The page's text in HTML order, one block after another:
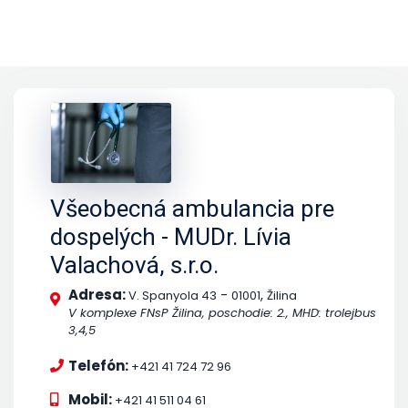
Všeobecná ambulancia pre
dospelých - MUDr. Lívia
Valachová, s.r.o.
Adresa:V. Spanyola 43 - 01001, Žilina
V komplexe FNsP Žilina, poschodie: 2., MHD: trolejbus
3,4,5
Telefón: +421 41 724 72 96
Mobil: +421 41 511 04 61